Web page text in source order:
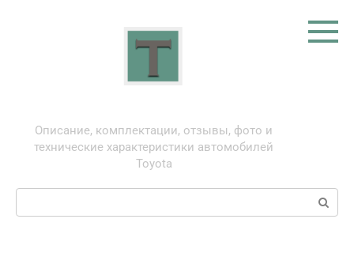
Описание, комплектации, отзывы, фото и
технические характеристики автомобилей
Toyota
Поиск: